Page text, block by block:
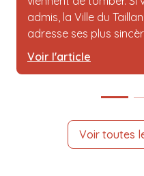
admis, la Ville du
adresse ses plus
Voir l'article
Voir toutes